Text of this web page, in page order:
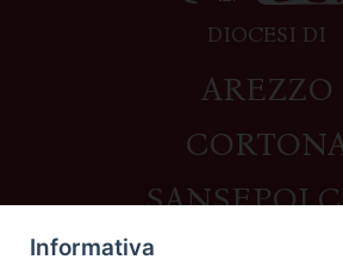
DIOCESI DI
AREZZO
Informativa